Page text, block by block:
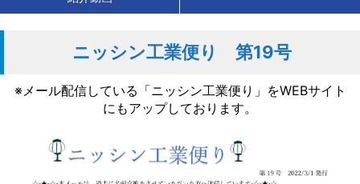
ニッシン工業便り 第19号
※メール配信している「ニッシン工業便り」をWEBサイト
にもアップしております。